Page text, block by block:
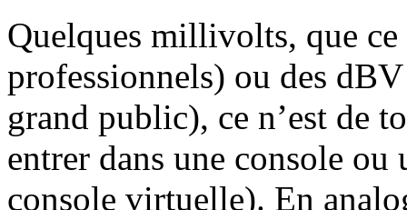
Quelques millivolts, que
professionnels) ou des
grand public), ce n’est de
entrer dans une console ou
console virtuelle). En